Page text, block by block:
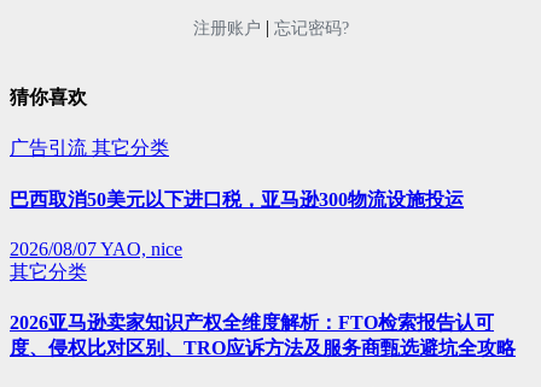
注册账户 | 忘记密码?
猜你喜欢
广告引流 其它分类
巴西取消50美元以下进口税，亚马逊300物流设施投运
2026/08/07YAO, nice
其它分类
2026亚马逊卖家知识产权全维度解析：FTO检索报告认可
度、侵权比对区别、TRO应诉方法及服务商甄选避坑全攻略